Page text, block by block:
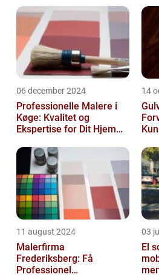
06 december 2024
Professionelle Malere i
Køge: Kvalitet og
Ekspertise for Dit Hjem
14
11 august 2024
Malerfirma
Frederiksberg: Få
Professionel
03
El